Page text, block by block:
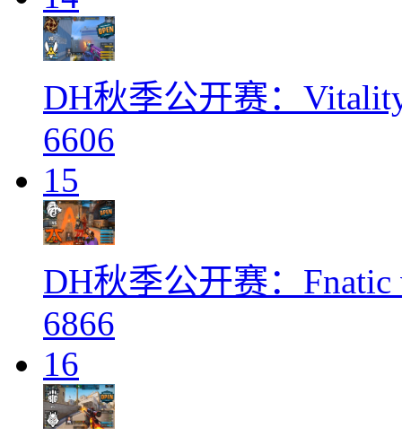
DH秋季公开赛：
6606
15
DH秋季公开赛：
6866
16